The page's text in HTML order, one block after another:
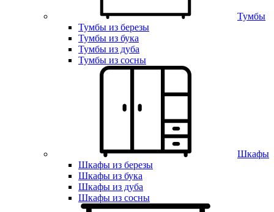
Тумбы
Тумбы из березы
Тумбы из бука
Тумбы из дуба
Тумбы из сосны
Шкафы
Шкафы из березы
Шкафы из бука
Шкафы из дуба
Шкафы из сосны